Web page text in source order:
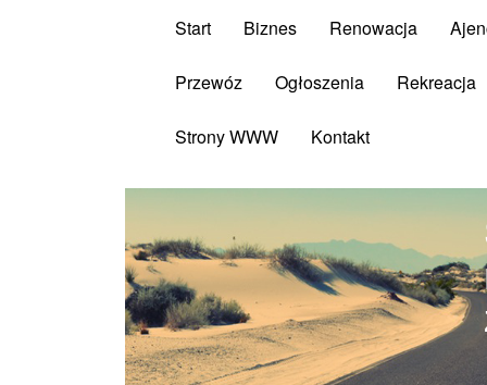
Start Biznes Renowacja
Przewóz Ogłoszenia Rekreacja
Strony WWW Kontakt